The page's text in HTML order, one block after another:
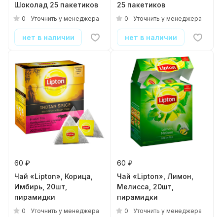
Шоколад 25 пакетиков
0 Уточнить у менеджера
нет в наличии
25 пакетиков
0 Уточнить у менеджера
нет в наличии
60 ₽
Чай «Lipton», Корица,
Имбирь, 20шт,
пирамидки
0 Уточнить у менеджера
60 ₽
Чай «Lipton», Лимон,
Мелисса, 20шт,
пирамидки
0 Уточнить у менеджера